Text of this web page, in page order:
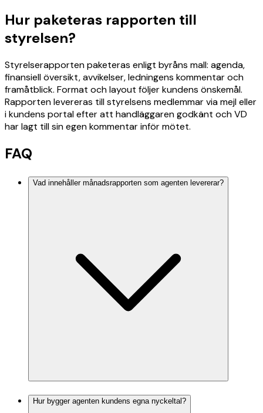
Hur paketeras rapporten till
styrelsen?
Styrelserapporten paketeras enligt byråns mall: agenda,
finansiell översikt, avvikelser, ledningens kommentar och
framåtblick. Format och layout följer kundens önskemål.
Rapporten levereras till styrelsens medlemmar via mejl eller
i kundens portal efter att handläggaren godkänt och VD
har lagt till sin egen kommentar inför mötet.
FAQ
Vad innehåller månadsrapporten som agenten levererar?
Hur bygger agenten kundens egna nyckeltal?